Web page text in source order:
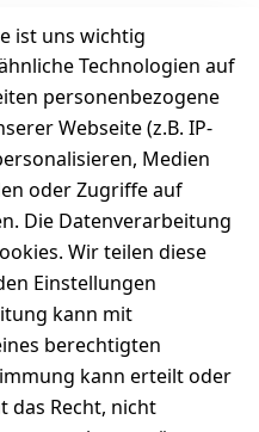
ist uns wichtig
Technologien auf
personenbezogene
Webseite (z.B. IP-
Medien
oder Zugriffe auf
Die Datenverarbeitung
Wir teilen diese
Einstellungen
kann mit
berechtigten
kann erteilt oder
das Recht, nicht